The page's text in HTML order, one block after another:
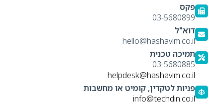
פקס
03-5680899
דוא"ל
hello@hashavim.co.il
תמיכה טכנית
03-5680885
helpdesk@hashavim.co.il
פניות לטקדין, קומיט או מחשבות
info@techdin.co.il